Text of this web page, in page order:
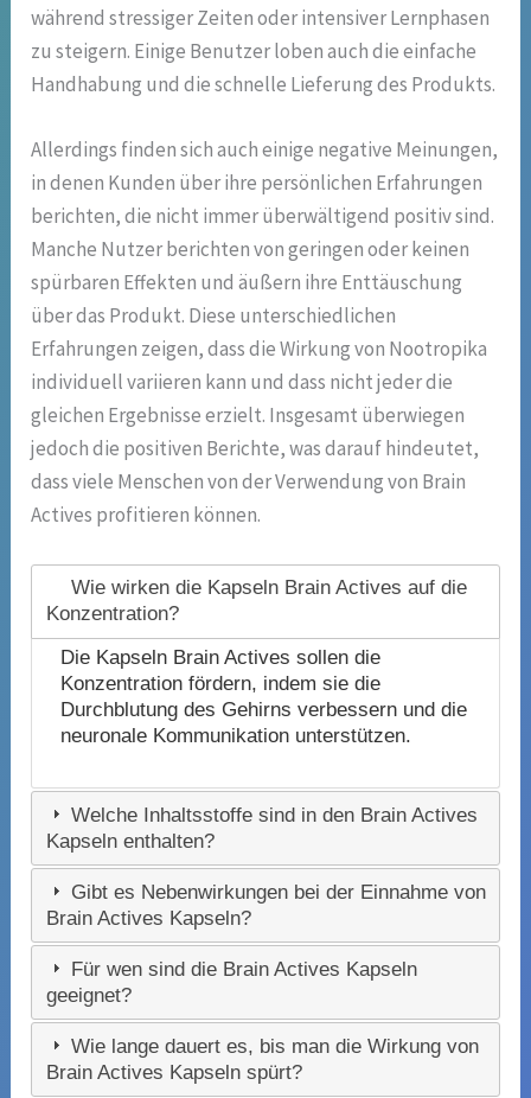
während stressiger Zeiten oder intensiver Lernphasen
zu steigern. Einige Benutzer loben auch die einfache
Handhabung und die schnelle Lieferung des Produkts.
Allerdings finden sich auch einige negative Meinungen,
in denen Kunden über ihre persönlichen Erfahrungen
berichten, die nicht immer überwältigend positiv sind.
Manche Nutzer berichten von geringen oder keinen
spürbaren Effekten und äußern ihre Enttäuschung
über das Produkt. Diese unterschiedlichen
Erfahrungen zeigen, dass die Wirkung von Nootropika
individuell variieren kann und dass nicht jeder die
gleichen Ergebnisse erzielt. Insgesamt überwiegen
jedoch die positiven Berichte, was darauf hindeutet,
dass viele Menschen von der Verwendung von Brain
Actives profitieren können.
Wie wirken die Kapseln Brain Actives auf die
Konzentration?
Die Kapseln Brain Actives sollen die
Konzentration fördern, indem sie die
Durchblutung des Gehirns verbessern und die
neuronale Kommunikation unterstützen.
Welche Inhaltsstoffe sind in den Brain Actives
Kapseln enthalten?
Gibt es Nebenwirkungen bei der Einnahme von
Brain Actives Kapseln?
Für wen sind die Brain Actives Kapseln
geeignet?
Wie lange dauert es, bis man die Wirkung von
Brain Actives Kapseln spürt?